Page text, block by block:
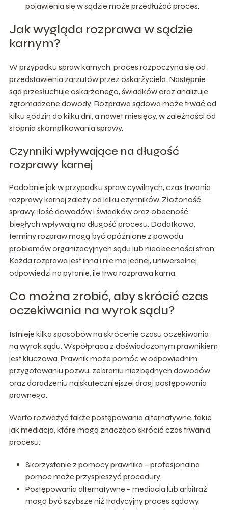
pojawienia się w sądzie może przedłużać proces.
Jak wygląda rozprawa w sądzie
karnym?
W przypadku spraw karnych, proces rozpoczyna się od
przedstawienia zarzutów przez oskarżyciela. Następnie
sąd przesłuchuje oskarżonego, świadków oraz analizuje
zgromadzone dowody. Rozprawa sądowa może trwać od
kilku godzin do kilku dni, a nawet miesięcy, w zależności od
stopnia skomplikowania sprawy.
Czynniki wpływające na długość
rozprawy karnej
Podobnie jak w przypadku spraw cywilnych, czas trwania
rozprawy karnej zależy od kilku czynników. Złożoność
sprawy, ilość dowodów i świadków oraz obecność
biegłych wpływają na długość procesu. Dodatkowo,
terminy rozpraw mogą być opóźnione z powodu
problemów organizacyjnych sądu lub nieobecności stron.
Każda rozprawa jest inna i nie ma jednej, uniwersalnej
odpowiedzi na pytanie, ile trwa rozprawa karna.
Co można zrobić, aby skrócić czas
oczekiwania na wyrok sądu?
Istnieje kilka sposobów na skrócenie czasu oczekiwania
na wyrok sądu. Współpraca z doświadczonym prawnikiem
jest kluczowa. Prawnik może pomóc w odpowiednim
przygotowaniu pozwu, zebraniu niezbędnych dowodów
oraz doradzeniu najskuteczniejszej drogi postępowania
prawnego.
Warto rozważyć także postępowania alternatywne, takie
jak mediacja, które mogą znacząco skrócić czas trwania
procesu:
Skorzystanie z pomocy prawnika – profesjonalna
pomoc może przyspieszyć procedury.
Postępowania alternatywne – mediacja lub arbitraż
mogą być szybsze niż tradycyjny proces sądowy.